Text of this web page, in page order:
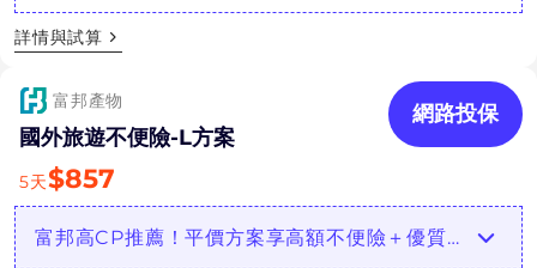
詳情與試算
富邦產物
國外旅遊不便險-L方案
網路投保
5天$857
富邦高CP推薦！平價方案享高額不便險＋優質服務